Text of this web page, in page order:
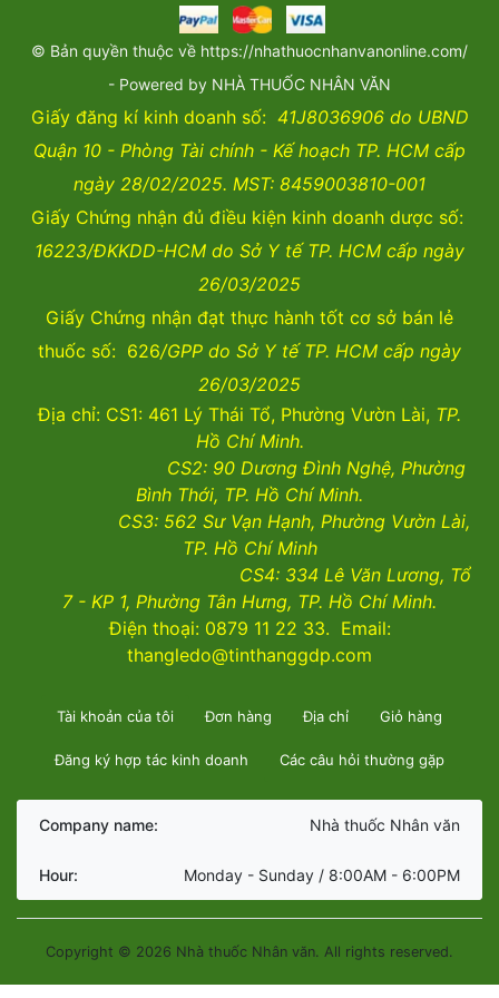
© Bản quyền thuộc về https://nhathuocnhanvanonline.com/
- Powered by NHÀ THUỐC NHÂN VĂN
Giấy đăng kí kinh doanh số: 41J8036906 do UBND
Quận 10 - Phòng Tài chính - Kế hoạch TP. HCM cấp
ngày 28/02/2025. MST: 8459003810-001
Giấy Chứng nhận đủ điều kiện kinh doanh dược số:
16223/ĐKKDD-HCM do Sở Y tế TP. HCM cấp ngày
26/03/2025
Giấy Chứng nhận đạt thực hành tốt cơ sở bán lẻ
thuốc số: 626/GPP do Sở Y tế TP. HCM cấp ngày
26/03/2025
Địa chỉ: CS1: 461 Lý Thái Tổ, Phường Vườn Lài, TP.
Hồ Chí Minh.
CS2: 90 Dương Đình Nghệ, Phường
Bình Thới, TP. Hồ Chí Minh.
CS3: 562 Sư Vạn Hạnh, Phường Vườn Lài,
TP. Hồ Chí Minh
CS4: 334 Lê Văn Lương, Tổ
7 - KP 1, Phường Tân Hưng, TP. Hồ Chí Minh.
Điện thoại: 0879 11 22 33. Email:
thangledo@tinthanggdp.com
Tài khoản của tôi Đơn hàng Địa chỉ Giỏ hàng
Đăng ký hợp tác kinh doanh Các câu hỏi thường gặp
Company name: Nhà thuốc Nhân văn
Hour: Monday - Sunday / 8:00AM - 6:00PM
Copyright © 2026 Nhà thuốc Nhân văn. All rights reserved.